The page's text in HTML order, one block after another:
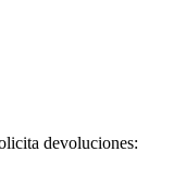
devoluciones: